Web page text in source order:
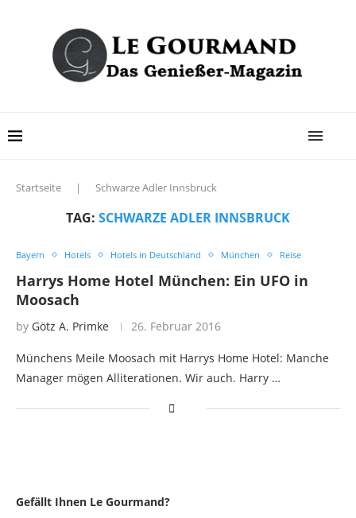
Startseite | Schwarze Adler Innsbruck
TAG: SCHWARZE ADLER INNSBRUCK
Bayern Hotels Hotels in Deutschland München Reise
Harrys Home Hotel München: Ein UFO in
Moosach
by Götz A. Primke 26. Februar 2016
Münchens Meile Moosach mit Harrys Home Hotel: Manche
Manager mögen Alliterationen. Wir auch. Harry …
Gefällt Ihnen Le Gourmand?